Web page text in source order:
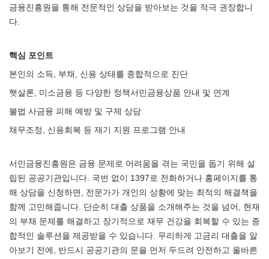
금융진흥원을 통해 전문적인 상담을 받아보는 것을 적극 권장합니
다.
핵심 포인트
본인의 소득, 부채, 신용 상태를 종합적으로 진단
햇살론, 미소금융 등 다양한 정책서민금융상품 안내 및 연계
불법 사금융 피해 예방 및 구제 상담
채무조정, 신용회복 등 재기 지원 프로그램 안내
서민금융진흥원은 금융 문제로 어려움을 겪는 국민을 돕기 위해 설
립된 공공기관입니다. 국번 없이 1397로 전화하거나 홈페이지를 통
해 상담을 신청하면, 전문가가 개인의 상황에 맞는 최적의 해결책을
함께 고민해줍니다. 단순히 대출 상품을 소개해주는 것을 넘어, 현재
의 부채 문제를 해결하고 장기적으로 재무 건강을 회복할 수 있는 종
합적인 솔루션을 제공받을 수 있습니다. 무리하게 고금리 대출을 알
아보기 전에, 반드시 공공기관의 문을 먼저 두드려 안전하고 올바른